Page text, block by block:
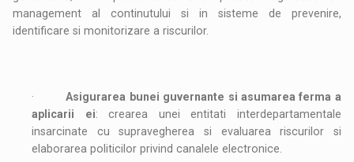
management al continutului si in sisteme de prevenire,
identificare si monitorizare a riscurilor.
·Asigurarea bunei guvernante si asumarea ferma a
aplicarii ei: crearea unei entitati interdepartamentale
insarcinate cu supravegherea si evaluarea riscurilor si
elaborarea politicilor privind canalele electronice.